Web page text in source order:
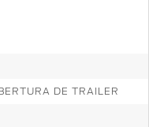
DE TRAILER